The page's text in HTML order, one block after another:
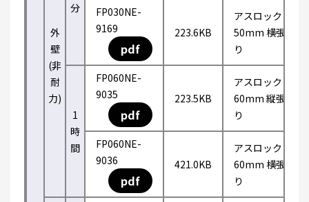
外
壁
(非
耐
力)
分
FP030NE-
9169
pdf
223.6KB
アスロック
50mm 横張
り
1
時
間
FP060NE-
9035
pdf
223.5KB
アスロック
60mm 縦張
り
FP060NE-
9036
pdf
421.0KB
アスロック
60mm 横張
り